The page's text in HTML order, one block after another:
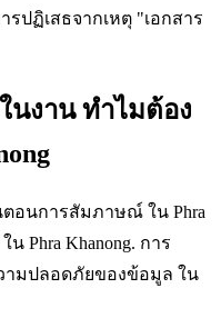
รปฏิเสธจากเหตุ "เอกสาร
นงาน ทำไมต้อง
ตอนการสัมภาษณ์ ใน Phra
Phra Khanong. การ
วามปลอดภัยของข้อมูล ใน